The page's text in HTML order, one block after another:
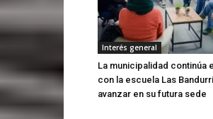
Interés general
La municipalidad continúa
con la escuela Las
avanzar en su futura sede